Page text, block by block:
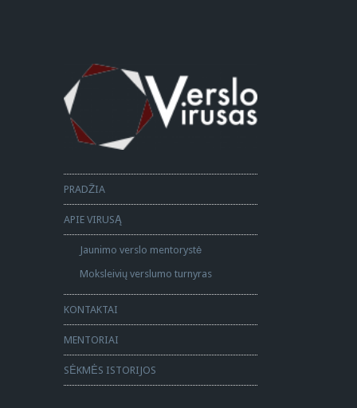
PRADŽIA
APIE VIRUSĄ
Jaunimo verslo mentorystė
Moksleivių verslumo turnyras
KONTAKTAI
MENTORIAI
SĖKMĖS ISTORIJOS